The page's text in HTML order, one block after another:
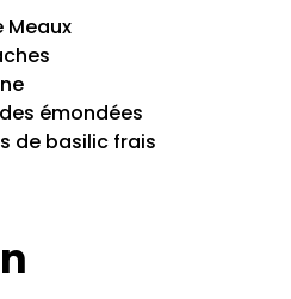
Meaux
émondées
de basilic frais